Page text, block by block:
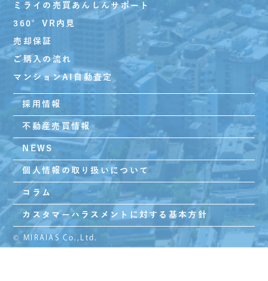
ミライの売買あんしんサポート
360°VR内見
売却保証
ご購入の流れ
マンションAI自動査定
採用情報
不動産売買情報
NEWS
個人情報の取り扱いについて
コラム
カスタマーハラスメントに対する基本方針
© MIRAIAS Co.,Ltd.